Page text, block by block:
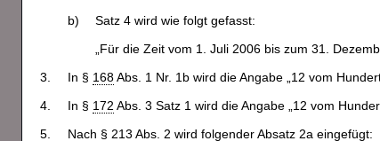
b)
Satz 4 wird wie folgt gefasst:
„Für die Zeit vom 1. Juli 2006 bis zum 31.
3.
In § 168Abs. 1 Nr. 1b wird die Angabe „12 vom
4.
In § 172 Abs. 3 Satz 1 wird die Angabe „12 vom
5.
Nach § 213 Abs. 2 wird folgender Absatz 2a eingefügt: